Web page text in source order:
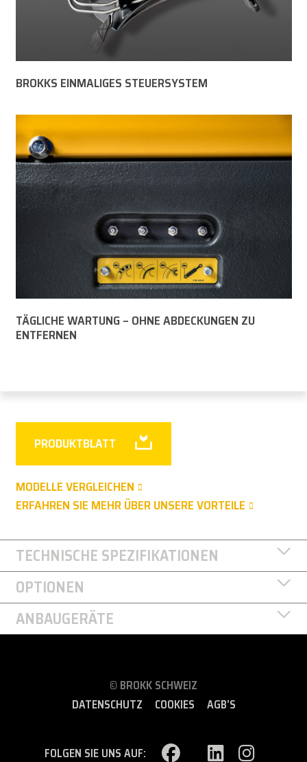
BROKKS EINMALIGES STEUERSYSTEM
TÄGLICHE WARTUNG – OHNE ABDECKUNGEN ZU
ENTFERNEN
PRODUKTBLATT
MODELLE VERGLEICHEN
ERFAHREN SIE MEHR ÜBER UNSERE VORTEILE
TECHNISCHE SPEZIFIKATIONEN
OPTIONEN
ANBAUGERÄTE
© BROKK SCHWEIZ
DATENSCHUTZ
COOKIES AGB’S
FOLGEN SIE UNS AUF: